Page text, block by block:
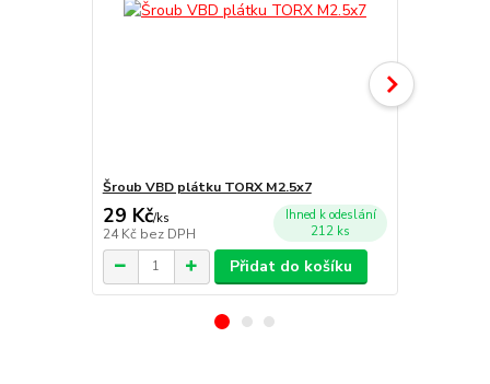
Šroub VBD plátku TORX M2.5x7
29 Kč/ks
24 Kč bez DPH
Ihned k odeslání
212 ks
Přidat do košíku